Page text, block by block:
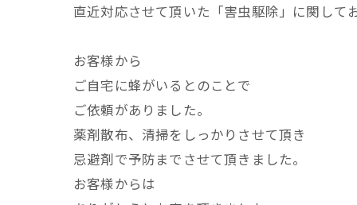
直近対応させて頂いた「害虫駆除」に関して
お客様から
ご自宅に蜂がいるとのことで
ご依頼がありました。
薬剤散布、清掃をしっかりさせて頂き
忌避剤で予防までさせて頂きました。
お客様からは